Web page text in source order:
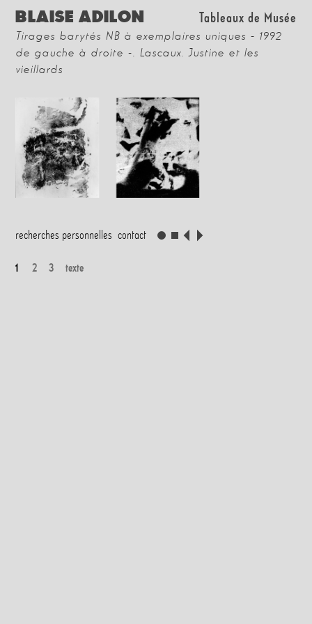
BLAISE ADILON Tableaux de Musée
Tirages barytés NB à exemplaires uniques - 1992
de gauche à droite -. Lascaux. Justine et les
vieillards
recherches personnellescontact
1 2 3 texte